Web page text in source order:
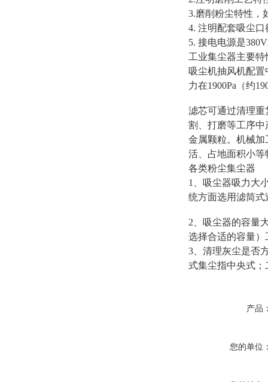
3.磨削粉尘特性，
4. 注明配套吸尘
5. 接电电源是
工业集尘器主要特
吸尘机抽风机配
力在1900Pa（约
滤芯可通过清理
割、打磨等工序
金属颗粒。机械
活、占地面积小
各类粉尘集尘器
1、吸尘器吸力大
统方面选用滤筒
2、吸尘器的容量
选择合适的容量
3、清理灰尘是否
式集尘指中央式
产品
您的单位